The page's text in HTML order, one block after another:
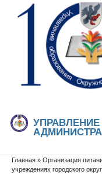
Перейти к основному
Skip to search
Вы здесь
Главная » Организация
учреждениях городского